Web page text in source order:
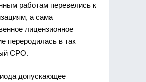
работам перевелись к
а сама
лицензионное
переродилась в так
СРО.
допускающее